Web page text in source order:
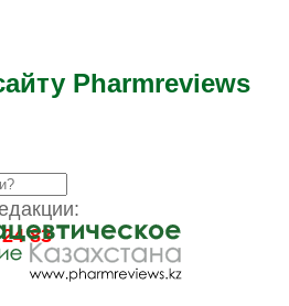
Pharmreviews
83